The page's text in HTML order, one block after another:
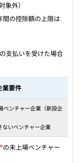
外）
の控除額の上限は
支払いを受けた場合
業要件
ベンチャー企業（新設企
いベンチャー企業
*の未上場ベンチャー